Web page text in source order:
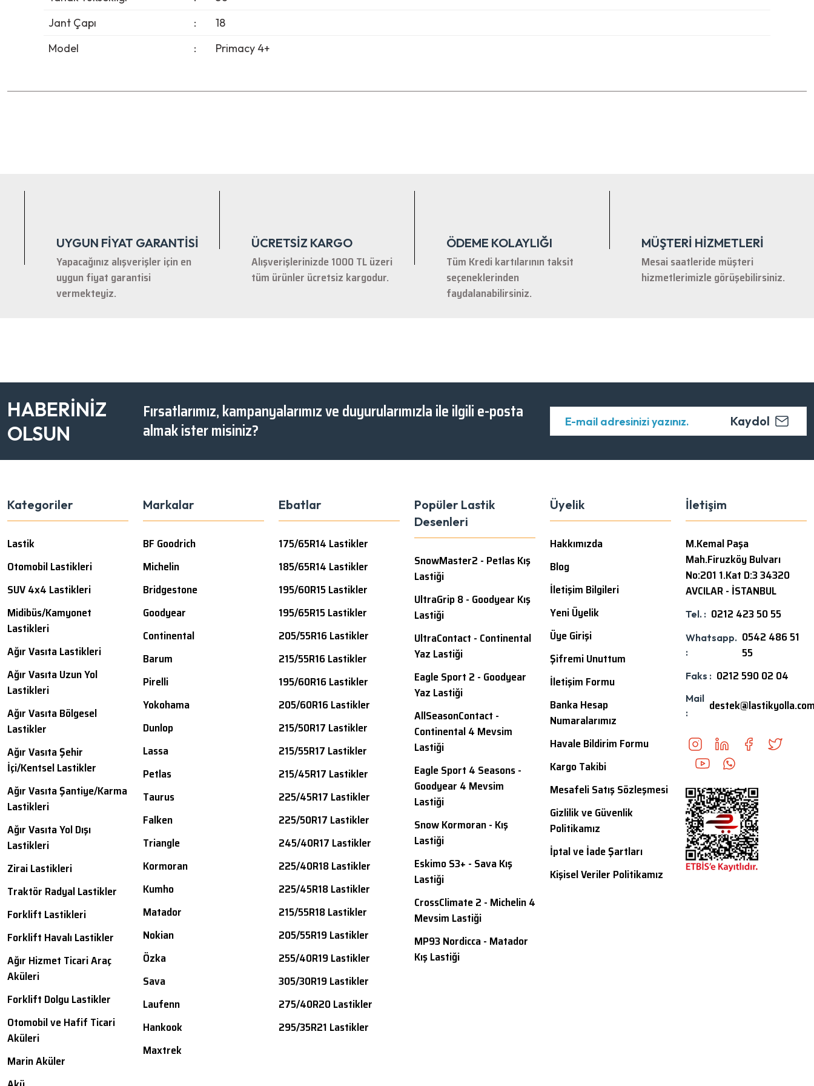
Jant Çapı
:
18
Model
: Primacy 4+
UYGUN FİYAT GARANTİSİ
Yapacağınız alışverişler için en
uygun fiyat garantisi
vermekteyiz.
ÜCRETSİZ KARGO
Alışverişlerinizde 1000 TL üzeri
tüm ürünler ücretsiz kargodur.
ÖDEME KOLAYLIĞI
Tüm Kredi kartılarının taksit
seçeneklerinden
faydalanabilirsiniz.
MÜŞTERİ HİZMETLERİ
Mesai saatleride müşteri
hizmetlerimizle görüşebilirsiniz.
HABERİNİZ
OLSUN
Fırsatlarımız, kampanyalarımız ve duyurularımızla ile ilgili e-posta
almak ister misiniz?
Kaydol
Kategoriler
Lastik
Otomobil Lastikleri
SUV 4x4 Lastikleri
Midibüs/Kamyonet
Lastikleri
Ağır Vasıta Lastikleri
Ağır Vasıta Uzun Yol
Lastikleri
Ağır Vasıta Bölgesel
Lastikler
Ağır Vasıta Şehir
İçi/Kentsel Lastikler
Ağır Vasıta Şantiye/Karma
Lastikleri
Ağır Vasıta Yol Dışı
Lastikleri
Zirai Lastikleri
Traktör Radyal Lastikler
Forklift Lastikleri
Forklift Havalı Lastikler
Ağır Hizmet Ticari Araç
Aküleri
Forklift Dolgu Lastikler
Otomobil ve Hafif Ticari
Aküleri
Marin Aküler
Markalar
BF Goodrich
Michelin
Bridgestone
Goodyear
Continental
Barum
Pirelli
Yokohama
Dunlop
Lassa
Petlas
Taurus
Falken
Triangle
Kormoran
Kumho
Matador
Nokian
Özka
Sava
Laufenn
Hankook
Maxtrek
Ebatlar
175/65R14 Lastikler
185/65R14 Lastikler
195/60R15 Lastikler
195/65R15 Lastikler
205/55R16 Lastikler
215/55R16 Lastikler
195/60R16 Lastikler
205/60R16 Lastikler
215/50R17 Lastikler
215/55R17 Lastikler
215/45R17 Lastikler
225/45R17 Lastikler
225/50R17 Lastikler
245/40R17 Lastikler
225/40R18 Lastikler
225/45R18 Lastikler
215/55R18 Lastikler
205/55R19 Lastikler
255/40R19 Lastikler
305/30R19 Lastikler
275/40R20 Lastikler
295/35R21 Lastikler
Popüler Lastik
Desenleri
SnowMaster2 - Petlas Kış
Lastiği
UltraGrip 8 - Goodyear Kış
Lastiği
UltraContact - Continental
Yaz Lastiği
Eagle Sport 2 - Goodyear
Yaz Lastiği
AllSeasonContact -
Continental 4 Mevsim
Lastiği
Eagle Sport 4 Seasons -
Goodyear 4 Mevsim
Lastiği
Snow Kormoran - Kış
Lastiği
Eskimo S3+ - Sava Kış
Lastiği
CrossClimate 2 - Michelin 4
Mevsim Lastiği
MP93 Nordicca - Matador
Kış Lastiği
Üyelik
Hakkımızda
Blog
İletişim Bilgileri
Yeni Üyelik
Üye Girişi
Şifremi Unuttum
İletişim Formu
Banka Hesap
Numaralarımız
Havale Bildirim Formu
Kargo Takibi
Mesafeli Satış Sözleşmesi
Gizlilik ve Güvenlik
Politikamız
İptal ve İade Şartları
Kişisel Veriler Politikamız
İletişim
M.Kemal Paşa
Mah.Firuzköy Bulvarı
No:201 1.Kat D:3 34320
AVCILAR - İSTANBUL
Tel. : 0212 423 50 55
Whatsapp.
:
0542 486 51
55
Faks : 0212 590 02 04
Mail
: